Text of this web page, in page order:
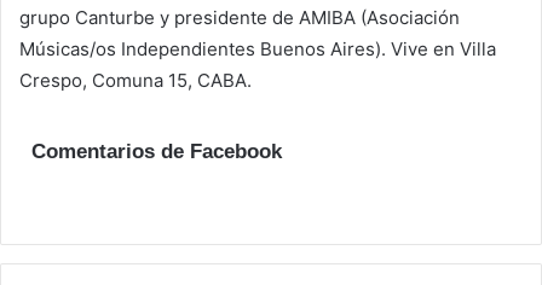
grupo Canturbe y presidente de AMIBA (Asociación
Músicas/os Independientes Buenos Aires). Vive en Villa
Crespo, Comuna 15, CABA.
Comentarios de Facebook